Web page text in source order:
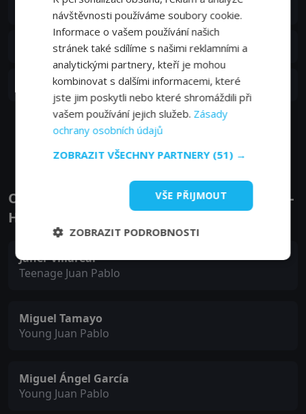
6. epizoda: 6. epizoda
01. 04. 2026
5. epizoda:5. epizoda
01. 04. 2026
4. epizoda:4. epizoda
01. 04. 2026
Zobrazit další epizody
Obsazení filmu nebo pořadu Dítě kartelu -
Herci a tvůrci
Janer Villareal
Teenage Juan Pablo
Miguel Tamayo
Young Juan Pablo
Miguel Ángel García
Young Juan Pablo
návštěvnosti používáme soubory cookie.
Informace o vašem používání našich
stránek také sdílíme s našimi reklamními a
analytickými partnery, kteří je mohou
kombinovat s dalšími informacemi, které
jste jim poskytli nebo které shromáždili při
vašem používání jejich služeb. Zásady
ochrany osobních údajů
ZOBRAZIT VŠECHNY PARTNERY (51) →
VŠE PŘIJMOUT
ZOBRAZIT PODROBNOSTI